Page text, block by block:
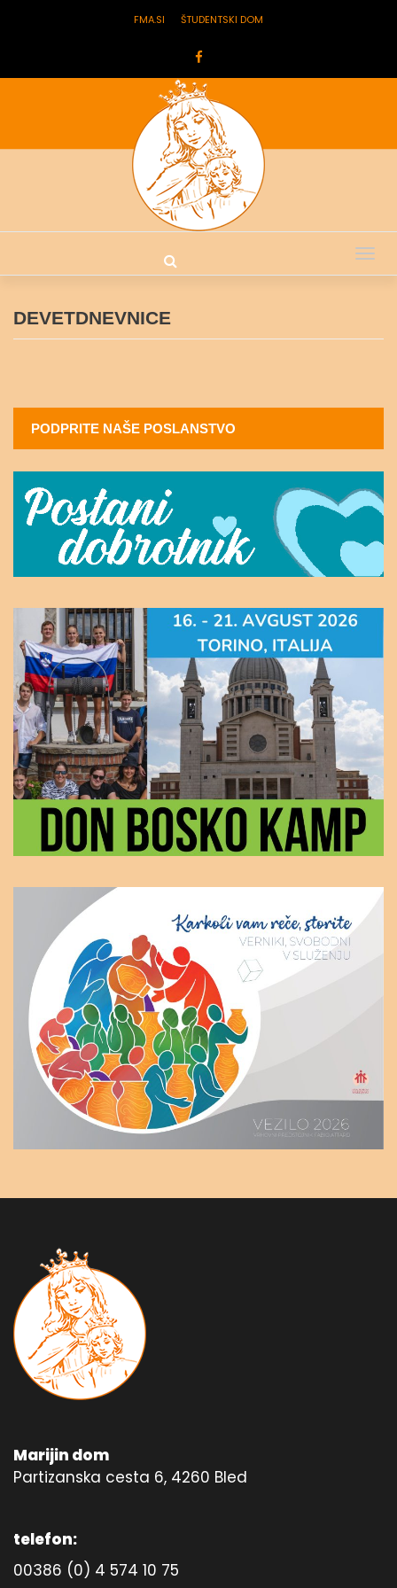
FMA.SI ŠTUDENTSKI DOM
DEVETDNEVNICE
PODPRITE NAŠE POSLANSTVO
Marijin dom
Partizanska cesta 6, 4260 Bled
telefon:
00386 (0) 4 574 10 75